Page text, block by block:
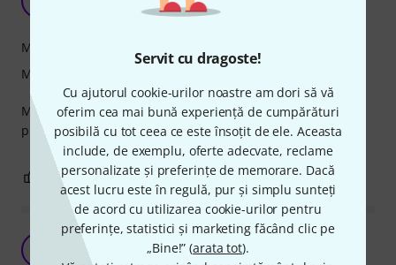
Servit cu dragoste!
Cu ajutorul cookie-urilor noastre am dori să vă
oferim cea mai bună experiență de cumpărături
posibilă cu tot ceea ce este însoțit de ele. Aceasta
include, de exemplu, oferte adecvate, reclame
personalizate și preferințe de memorare. Dacă
acest lucru este în regulă, pur și simplu sunteți
de acord cu utilizarea cookie-urilor pentru
preferințe, statistici și marketing făcând clic pe
„Bine!” (arata tot).
Marian Stoian Master Band 14.11.2023
Materiale foarte bune. Super capitonata. Raport calitate -
pret excelent.
Manipulare
Măiestrie
0 SEMNALEAZA UN ABUZ
Mr
Andrei Pantia 30.07.2024